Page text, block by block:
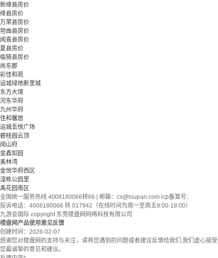
新绛县房价
绛县房价
万荣县房价
垣曲县房价
闻喜县房价
夏县房价
临猗县房价
尚东郡
彩佳和苑
运城绿地新里城
东方大境
河东华府
九州华府
佳和馨居
运城吾悦广场
碧桂园云顶
阅山府
金鑫如园
美林湾
金悦华府西区
湟栋公园里
禹花园南区
全国统一服务热线 4008180066转66 | 邮箱： cs@loupan.com icp备案号：
投诉电话：4008180066 转 017942（在线时间为周一至周五9:00-18:00）
九游会国际 copyright 东莞楼盘网网络科技有限公司
楼盘网产品使用意见反馈
创建时间： 2026-02-07
感谢您对楼盘网的支持与关注，请将您遇到的问题或者建议反馈给我们,我们虚心接受
您最诚挚的意见和建议。